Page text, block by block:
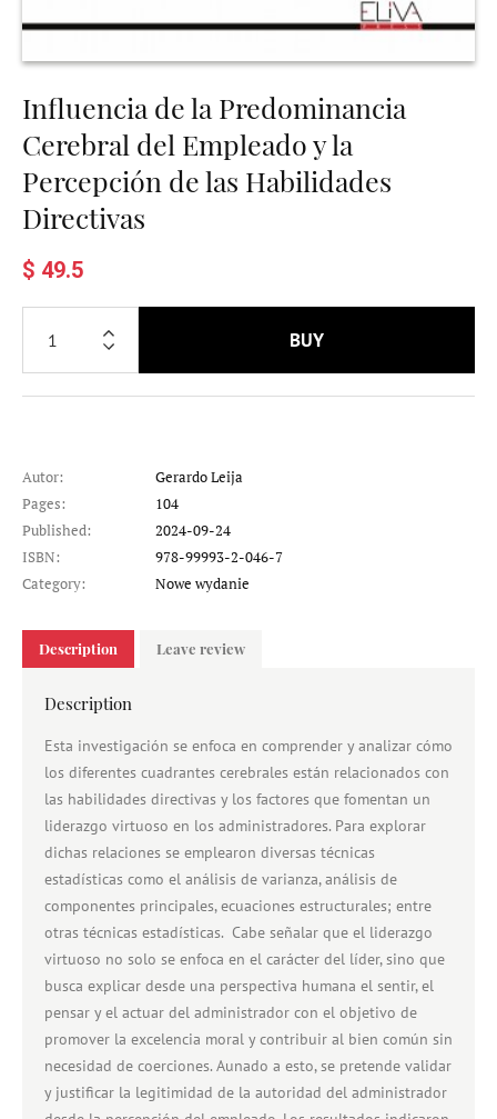
Influencia de la Predominancia
Cerebral del Empleado y la
Percepción de las Habilidades
Directivas
$ 49.5
BUY
Autor:
Gerardo Leija
Pages:
104
Published:
2024-09-24
ISBN:
978-99993-2-046-7
Category:
Nowe wydanie
Description Leave review
Description
Esta investigación se enfoca en comprender y analizar cómo
los diferentes cuadrantes cerebrales están relacionados con
las habilidades directivas y los factores que fomentan un
liderazgo virtuoso en los administradores. Para explorar
dichas relaciones se emplearon diversas técnicas
estadísticas como el análisis de varianza, análisis de
componentes principales, ecuaciones estructurales; entre
otras técnicas estadísticas. Cabe señalar que el liderazgo
virtuoso no solo se enfoca en el carácter del líder, sino que
busca explicar desde una perspectiva humana el sentir, el
pensar y el actuar del administrador con el objetivo de
promover la excelencia moral y contribuir al bien común sin
necesidad de coerciones. Aunado a esto, se pretende validar
y justificar la legitimidad de la autoridad del administrador